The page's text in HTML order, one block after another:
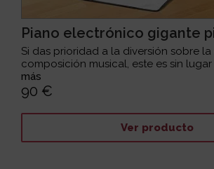
Piano electrónico gigante
Si das prioridad a la diversión sobre
composición musical, este es sin lugar
más
90 €
Ver producto